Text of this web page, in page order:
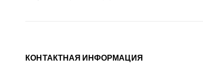
КОНТАКТНАЯ ИНФОРМАЦИЯ